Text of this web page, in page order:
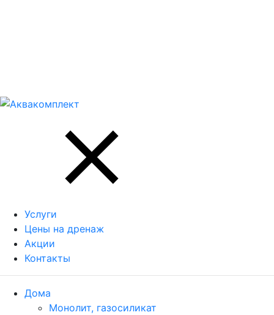
Услуги
Цены на дренаж
Акции
Контакты
Дома
Монолит, газосиликат